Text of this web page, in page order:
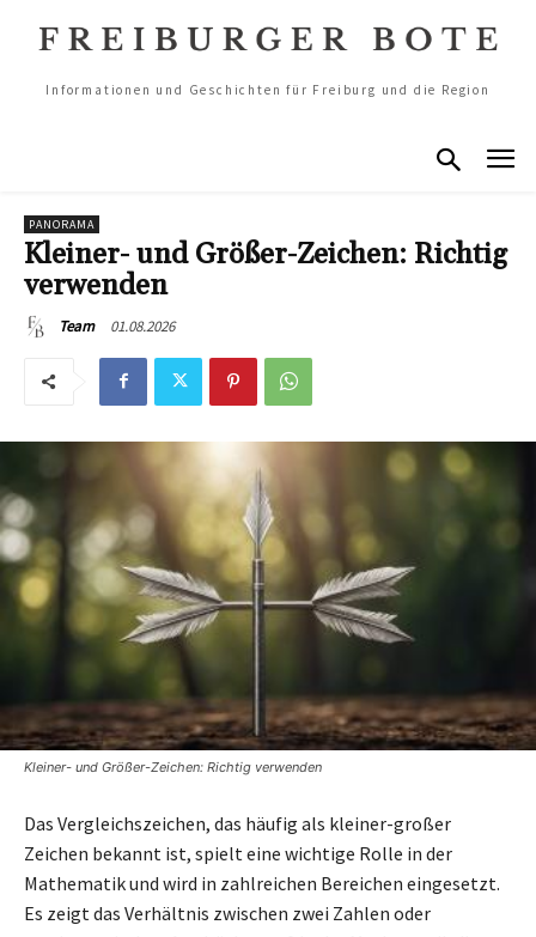
Informationen und Geschichten für Freiburg und die Region
PANORAMA
Kleiner- und Größer-Zeichen: Richtig
verwenden
Team 01.08.2026
Kleiner- und Größer-Zeichen: Richtig verwenden
Das Vergleichszeichen, das häufig als kleiner-großer
Zeichen bekannt ist, spielt eine wichtige Rolle in der
Mathematik und wird in zahlreichen Bereichen eingesetzt.
Es zeigt das Verhältnis zwischen zwei Zahlen oder